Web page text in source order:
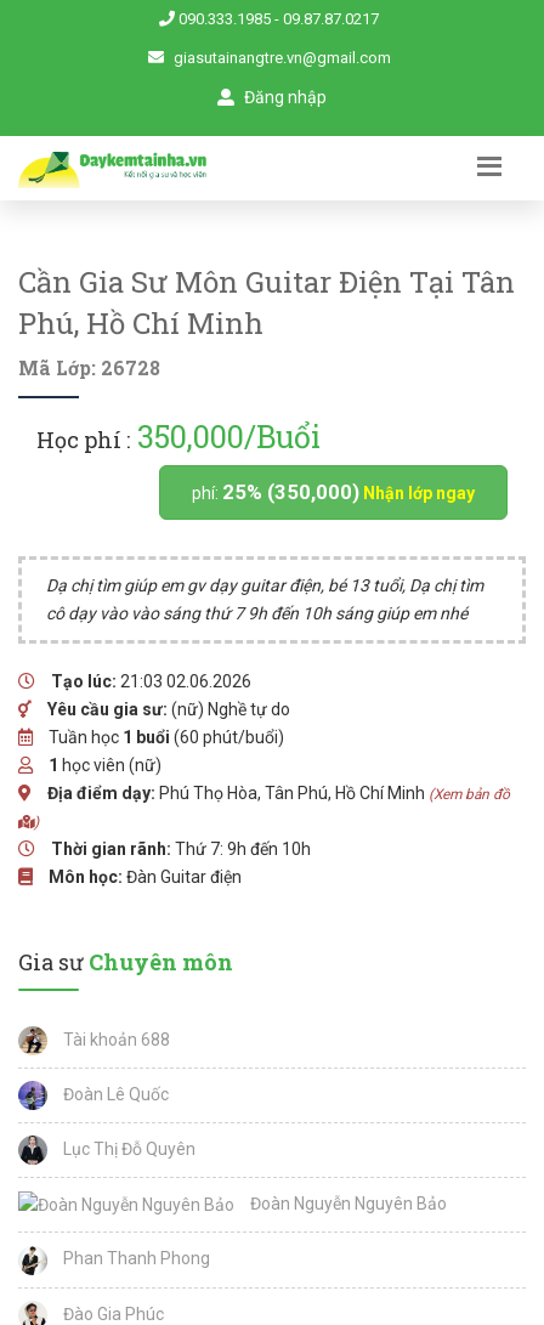
090.333.1985 - 09.87.87.0217
giasutainangtre.vn@gmail.com
Đăng nhập
Cần Gia Sư Môn Guitar Điện Tại Tân
Phú, Hồ Chí Minh
Mã Lớp: 26728
Học phí : 350,000/Buổi
phí: 25% (350,000) Nhận lớp ngay
Dạ chị tìm giúp em gv dạy guitar điện, bé 13 tuổi, Dạ chị tìm
cô dạy vào vào sáng thứ 7 9h đến 10h sáng giúp em nhé
Tạo lúc: 21:03 02.06.2026
Yêu cầu gia sư: (nữ) Nghề tự do
Tuần học 1 buổi (60 phút/buổi)
1 học viên (nữ)
Địa điểm dạy: Phú Thọ Hòa, Tân Phú, Hồ Chí Minh (Xem bản đồ
)
Thời gian rãnh: Thứ 7: 9h đến 10h
Môn học: Đàn Guitar điện
Gia sư Chuyên môn
Tài khoản 688
Đoàn Lê Quốc
Lục Thị Đỗ Quyên
Đoàn Nguyễn Nguyên Bảo
Phan Thanh Phong
Đào Gia Phúc